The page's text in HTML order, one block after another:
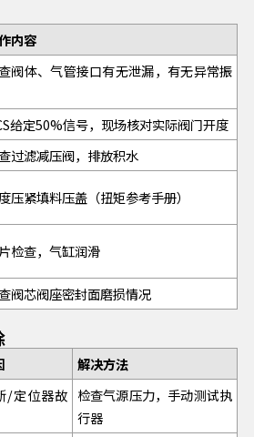
内容
阀体、气管接口有无泄漏，有无异常振
给定50%信号，现场核对实际阀门开度
过滤减压阀，排放积水
压紧填料压盖（扭矩参考手册）
检查，气缸润滑
阀芯阀座密封面磨损情况
解决方法
/定位器故 检查气源压力，手动测试执
行器